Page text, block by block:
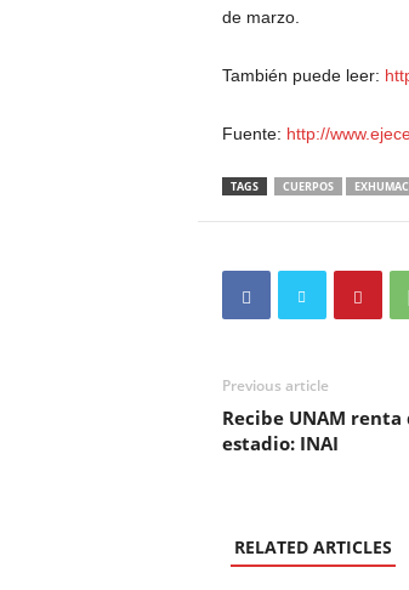
de marzo.
También puede leer:
Fuente: http://
TAGS CUERPOS
Previous article
Recibe UNAM
estadio: INAI
RELATED ARTICLES